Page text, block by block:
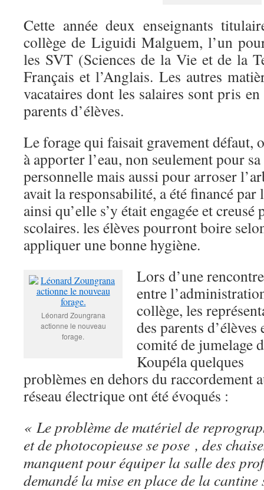
Cette année deux enseignants
collège de Liguidi Malguem, l’un
les SVT (Sciences de la Vie et de la
Français et l’Anglais. Les autres
vacataires dont les salaires sont pris
parents d’élèves.
Le forage qui faisait gravement défaut,
à apporter l’eau, non seulement pour
personnelle mais aussi pour arroser
avait la responsabilité, a été financé
ainsi qu’elle s’y était engagée et creusé
scolaires. les élèves pourront boire
appliquer une bonne hygiène.
Léonard Zoungrana
actionne le nouveau
forage.
Lors d’une rencontre
entre
collège, les
des parents d’élèves
comité de jumelage
Koupéla quelques
problèmes en dehors du raccordement
réseau électrique ont été évoqués :
« Le problème de matériel de
et de photocopieuse se pose , des
manquent pour équiper la salle des
demandé la mise en place de la